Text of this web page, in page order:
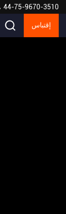
44-75-9670-3510
إقتباس